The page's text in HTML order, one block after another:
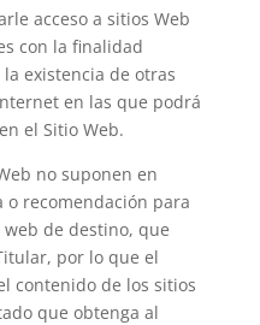
acceso a sitios Web
con la finalidad
existencia de otras
en las que podrá
el Sitio Web.
no suponen en
o recomendación para
de destino, que
por lo que el
contenido de los sitios
que obtenga al